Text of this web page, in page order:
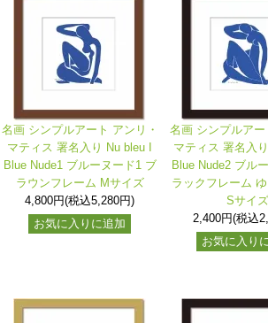
名画 シンプルアート アンリ・
マティス 署名入り Nu bleu I
Blue Nude1 ブルーヌード1 ブ
ラウンフレーム Mサイズ
4,800円(税込5,280円)
お気に入りに追加
名画 シンプルアー
マティス 署名入
Blue Nude2 ブル
ラックフレーム
Sサイズ
2,400円(税込
お気に入り